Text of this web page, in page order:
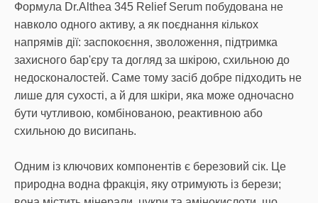
Формула Dr.Althea 345 Relief Serum побудована не
навколо одного активу, а як поєднання кількох
напрямів дії: заспокоєння, зволоження, підтримка
захисного бар'єру та догляд за шкірою, схильною до
недосконалостей. Саме тому засіб добре підходить не
лише для сухості, а й для шкіри, яка може одночасно
бути чутливою, комбінованою, реактивною або
схильною до висипань.
Одним із ключових компонентів є березовий сік. Це
природна водна фракція, яку отримують із берези;